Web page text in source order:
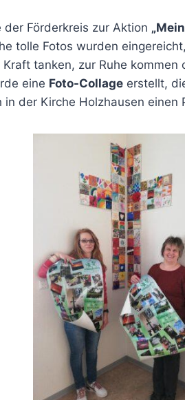
Förderkreis zur Aktion
tolle Fotos wurden
tanken, zur Ruhe
eine Foto-Collage erstellt,
in der Kirche Holzhausen einen